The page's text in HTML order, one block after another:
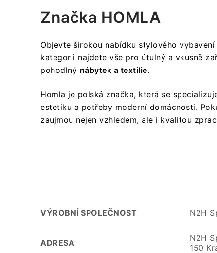
Značka HOMLA
Objevte širokou nabídku stylového
kategorii najdete vše pro útulný a vkusně
pohodlný nábytek a textilie.
Homla je polská značka, která se
estetiku a potřeby moderní domácnosti.
zaujmou nejen vzhledem, ale i kvalitou
VÝROBNÍ SPOLEČNOST N2H
ADRESA
N2H
150